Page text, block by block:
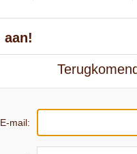
aan!
E-mail: